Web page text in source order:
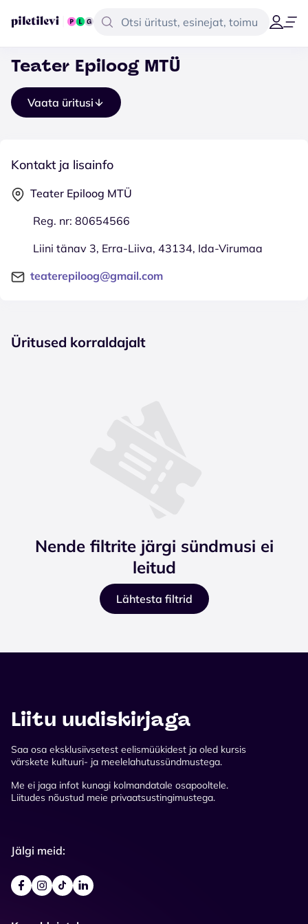
Teater Epiloog MTÜ
Vaata üritusi
Kontakt ja lisainfo
Teater Epiloog MTÜ
Reg. nr: 80654566
Liini tänav 3, Erra-Liiva, 43134, Ida-Virumaa
teaterepiloog@gmail.com
Üritused korraldajalt
Nende filtrite järgi sündmusi ei
leitud
Lähtesta filtrid
Liitu uudiskirjaga
Saa osa eksklusiivsetest eelismüükidest ja oled kursis
värskete kultuuri- ja meelelahutussündmustega.
Me ei jaga infot kunagi kolmandatale osapooltele.
Liitudes nõustud meie privaatsustingimustega.
Jälgi meid: